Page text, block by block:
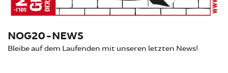
NOG20-NEWS
Bleibe auf dem Laufenden mit unseren letzten News!